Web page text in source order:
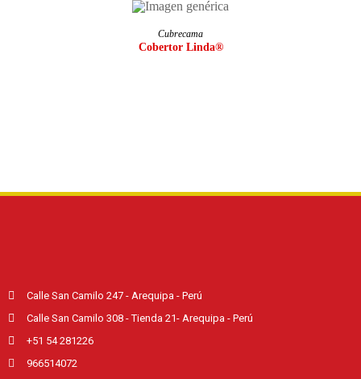
LEER MÁS
Cubrecama
Cobertor Linda®
Calle San Camilo 247 - Arequipa - Perú
Calle San Camilo 308 - Tienda 21- Arequipa - Perú
+51 54 281226
966514072